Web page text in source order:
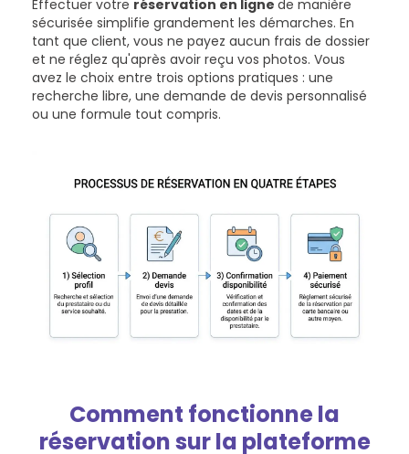
Effectuer votre réservation en ligne de manière
sécurisée simplifie grandement les démarches. En
tant que client, vous ne payez aucun frais de dossier
et ne réglez qu'après avoir reçu vos photos. Vous
avez le choix entre trois options pratiques : une
recherche libre, une demande de devis personnalisé
ou une formule tout compris.
Comment fonctionne la
réservation sur la plateforme